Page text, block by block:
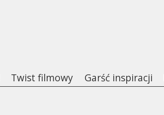
Twist filmowy Garść inspiracji